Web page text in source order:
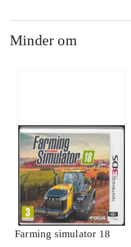
Minder om
Farming simulator 18